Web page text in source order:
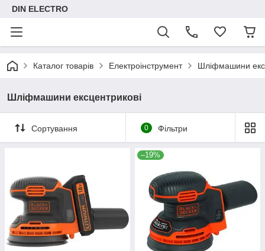
DIN ELECTRO
Каталог товарів Електроінструмент Шліфмашини
Шліфмашини ексцентрикові
Сортування 0 Фільтри
–19%